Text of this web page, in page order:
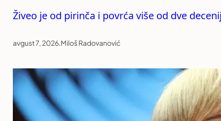
Živeo je od pirinča i povrća više od dve
avgust 7, 2026.Miloš Radovanović